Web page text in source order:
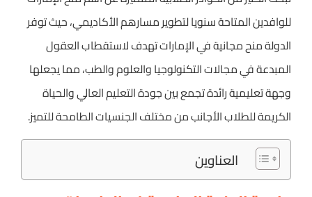
للوافدين المتاحة سنويا لتطوير مسارهم الأكاديمي، حيث توفر
الدولة منح مجانية في الإمارات تهدف لاستقطاب العقول
المبدعة في مجالات التكنولوجيا والعلوم والطب، مما يجعلها
وجهة تعليمية رائدة تجمع بين جودة التعليم العالي والحياة
الكريمة للطلاب الأجانب من مختلف الجنسيات الطامحة للتميز.
العناوين